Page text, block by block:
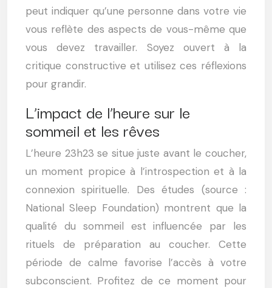
peut indiquer qu’une personne dans votre vie
vous reflète des aspects de vous-même que
vous devez travailler. Soyez ouvert à la
critique constructive et utilisez ces réflexions
pour grandir.
L’impact de l’heure sur le
sommeil et les rêves
L’heure 23h23 se situe juste avant le coucher,
un moment propice à l’introspection et à la
connexion spirituelle. Des études (source :
National Sleep Foundation) montrent que la
qualité du sommeil est influencée par les
rituels de préparation au coucher. Cette
période de calme favorise l’accès à votre
subconscient. Profitez de ce moment pour